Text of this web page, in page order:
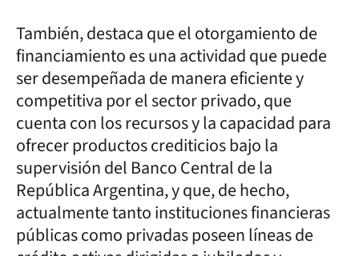
También, destaca que el otorgamiento de
financiamiento es una actividad que puede
ser desempeñada de manera eficiente y
competitiva por el sector privado, que
cuenta con los recursos y la capacidad para
ofrecer productos crediticios bajo la
supervisión del Banco Central de la
República Argentina, y que, de hecho,
actualmente tanto instituciones financieras
públicas como privadas poseen líneas de